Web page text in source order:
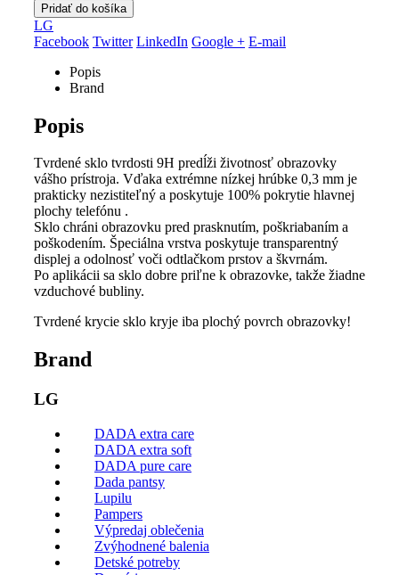
Pridať do košíka
LG
Facebook Twitter LinkedIn Google + E-mail
Popis
Brand
Popis
Tvrdené sklo tvrdosti 9H predĺži životnosť obrazovky
vášho prístroja. Vďaka extrémne nízkej hrúbke 0,3 mm je
prakticky nezistiteľný a poskytuje 100% pokrytie hlavnej
plochy telefónu .
Sklo chráni obrazovku pred prasknutím, poškriabaním a
poškodením. Špeciálna vrstva poskytuje transparentný
displej a odolnosť voči odtlačkom prstov a škvrnám.
Po aplikácii sa sklo dobre priľne k obrazovke, takže žiadne
vzduchové bubliny.
Tvrdené krycie sklo kryje iba plochý povrch obrazovky!
Brand
LG
DADA extra care
DADA extra soft
DADA pure care
Dada pantsy
Lupilu
Pampers
Výpredaj oblečenia
Zvýhodnené balenia
Detské potreby